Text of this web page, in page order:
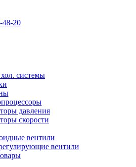
48-20
системы
давления
скорости
вентили
вентили